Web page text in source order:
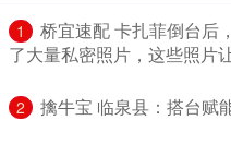
1
桥宜速配 卡扎菲倒台后
了大量私密照片，这些照片
2 擒牛宝 临泉县：搭台赋